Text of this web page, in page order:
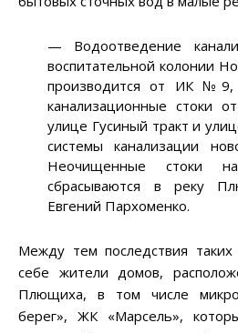
— Водоотведение
воспитательной колонии
производится от ИК №9,
канализационные стоки
улице Гусиный тракт и
системы канализации
Неочищенные стоки
сбрасываются в реку
Евгений Пархоменко.
Между тем последствия
себе жители домов,
Плющиха, в том числе
берег», ЖК «Марсель»,